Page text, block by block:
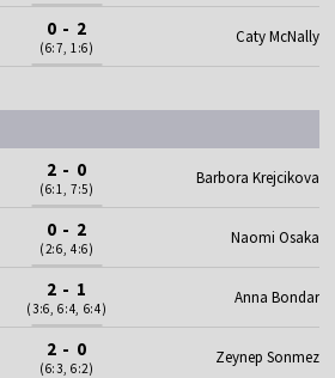
0 - 2
(6:7, 1:6)
Caty McNally
2 - 0
(6:1, 7:5)
Barbora Krejcikova
0 - 2
(2:6, 4:6)
Naomi Osaka
2 - 1
(3:6, 6:4, 6:4)
Anna Bondar
2 - 0
(6:3, 6:2)
Zeynep Sonmez